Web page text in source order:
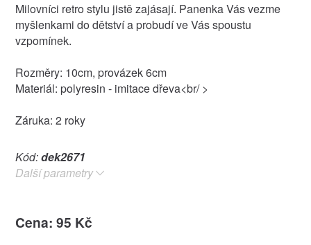
Milovníci retro stylu jistě zajásají. Panenka Vás vezme
myšlenkami do dětství a probudí ve Vás spoustu
vzpomínek.
Rozměry: 10cm, provázek 6cm
Materiál: polyresin - imitace dřeva<br/ >
Záruka: 2 roky
Kód:dek2671
Další parametry
Cena: 95 Kč